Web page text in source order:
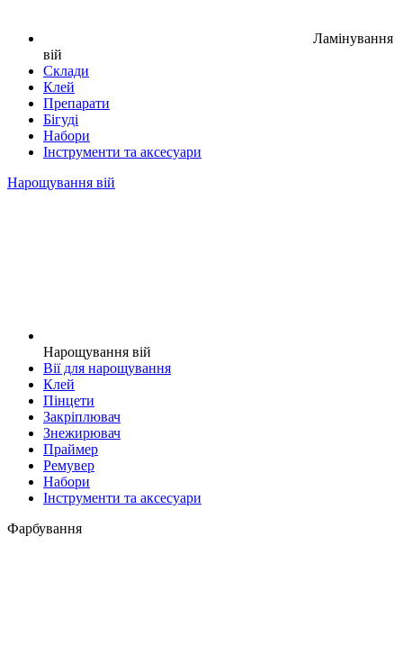
Ламінування
вій
Склади
Клей
Препарати
Бігуді
Набори
Інструменти та аксесуари
Нарощування вій
Нарощування вій
Вії для нарощування
Клей
Пінцети
Закріплювач
Знежирювач
Праймер
Ремувер
Набори
Інструменти та аксесуари
Фарбування